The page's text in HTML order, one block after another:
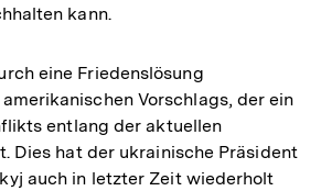
kann.
eine Friedenslösung
Vorschlags, der ein
entlang der aktuellen
Dies hat der ukrainische Präsident
auch in letzter Zeit wiederholt